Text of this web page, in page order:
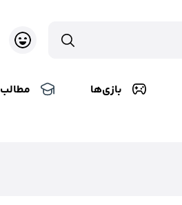
بازی‌ها مطالب